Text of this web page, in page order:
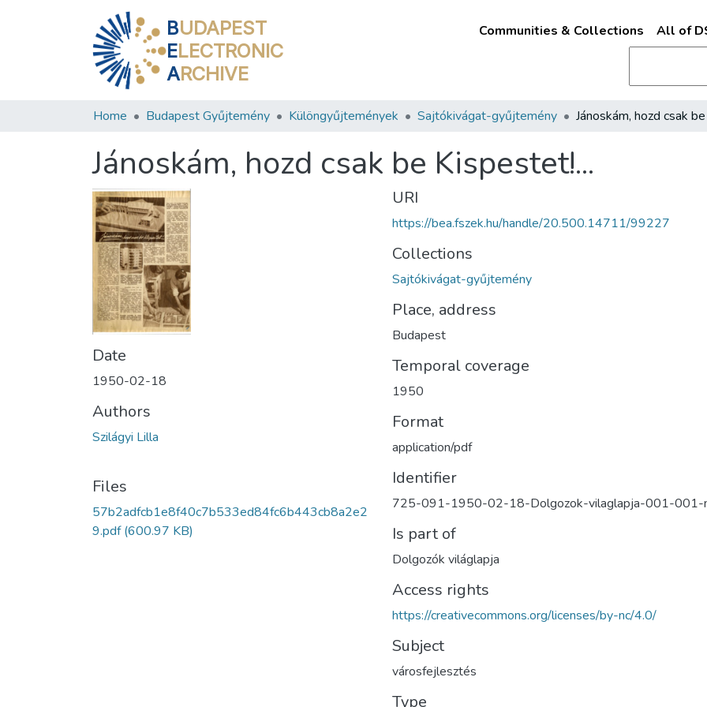
BUDAPEST
ELECTRONIC
ARCHIVE
Communities & Collections All of
Home Budapest Gyűjtemény Különgyűjtemények Sajtókivágat-gyűjtemény
Jánoskám, hozd csak be Kispestet!...
Date
1950-02-18
Authors
Szilágyi Lilla
Files
57b2adfcb1e8f40c7b533ed84fc6b443cb8a2e2
9.pdf(600.97 KB)
URI
https://bea.fszek.hu/handle/20.500.14711/99227
Collections
Sajtókivágat-gyűjtemény
Place, address
Budapest
Temporal coverage
1950
Format
application/pdf
Identifier
725-091-1950-02-18-Dolgozok-vilaglapja-001-001-
Is part of
Dolgozók világlapja
Access rights
https://creativecommons.org/licenses/by-nc/4.0/
Subject
városfejlesztés
Type